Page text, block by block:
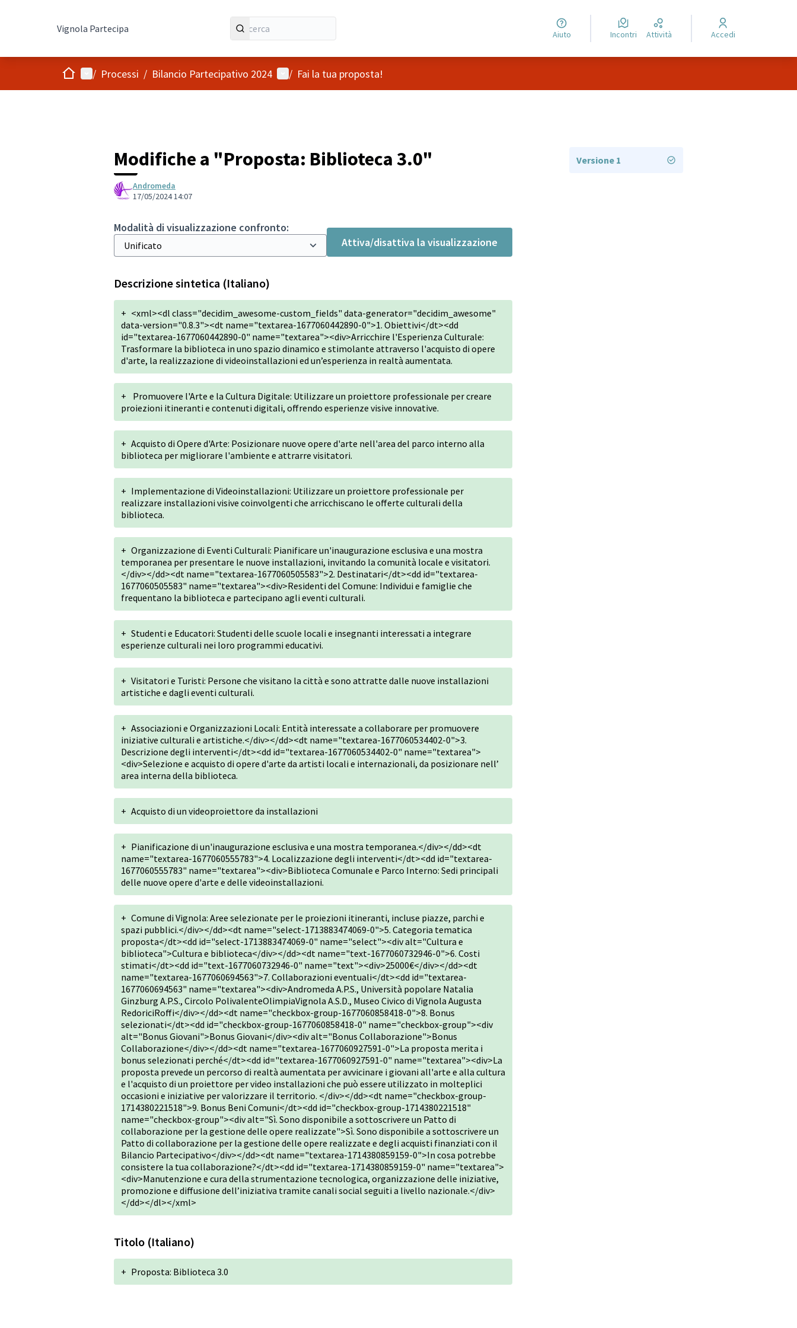
Vignola Partecipa Aiuto Incontri Attività Accedi
HomeMenù principale
/ Processi / Bilancio Partecipativo 2024 Menù utente
/ Fai la tua proposta!
Modifiche a "Proposta: Biblioteca 3.0"
Andromeda
17/05/2024 14:07
Modalità di visualizzazione confronto:
Attiva/disattiva la visualizzazione
Descrizione sintetica (Italiano)
+ <xml><dl class="decidim_awesome-custom_fields" data-generator="decidim_awesome"
data-version="0.8.3"><dt name="textarea-1677060442890-0">1. Obiettivi</dt><dd
id="textarea-1677060442890-0" name="textarea"><div>Arricchire l'Esperienza Culturale:
Trasformare la biblioteca in uno spazio dinamico e stimolante attraverso l'acquisto di opere
d'arte, la realizzazione di videoinstallazioni ed un’esperienza in realtà aumentata.
+
Promuovere l'Arte e la Cultura Digitale: Utilizzare un proiettore professionale per creare
proiezioni itineranti e contenuti digitali, offrendo esperienze visive innovative.
+ Acquisto di Opere d'Arte: Posizionare nuove opere d'arte nell'area del parco interno alla
biblioteca per migliorare l'ambiente e attrarre visitatori.
+ Implementazione di Videoinstallazioni: Utilizzare un proiettore professionale per
realizzare installazioni visive coinvolgenti che arricchiscano le offerte culturali della
biblioteca.
+ Organizzazione di Eventi Culturali: Pianificare un'inaugurazione esclusiva e una mostra
temporanea per presentare le nuove installazioni, invitando la comunità locale e visitatori.
</div></dd><dt name="textarea-1677060505583">2. Destinatari</dt><dd id="textarea-
1677060505583" name="textarea"><div>Residenti del Comune: Individui e famiglie che
frequentano la biblioteca e partecipano agli eventi culturali.
+ Studenti e Educatori: Studenti delle scuole locali e insegnanti interessati a integrare
esperienze culturali nei loro programmi educativi.
+ Visitatori e Turisti: Persone che visitano la città e sono attratte dalle nuove installazioni
artistiche e dagli eventi culturali.
+ Associazioni e Organizzazioni Locali: Entità interessate a collaborare per promuovere
iniziative culturali e artistiche.</div></dd><dt name="textarea-1677060534402-0">3.
Descrizione degli interventi</dt><dd id="textarea-1677060534402-0" name="textarea">
<div>Selezione e acquisto di opere d'arte da artisti locali e internazionali, da posizionare nell’
area interna della biblioteca.
+ Acquisto di un videoproiettore da installazioni
+ Pianificazione di un'inaugurazione esclusiva e una mostra temporanea.</div></dd><dt
name="textarea-1677060555783">4. Localizzazione degli interventi</dt><dd id="textarea-
1677060555783" name="textarea"><div>Biblioteca Comunale e Parco Interno: Sedi principali
delle nuove opere d'arte e delle videoinstallazioni.
+ Comune di Vignola: Aree selezionate per le proiezioni itineranti, incluse piazze, parchi e
spazi pubblici.</div></dd><dt name="select-1713883474069-0">5. Categoria tematica
proposta</dt><dd id="select-1713883474069-0" name="select"><div alt="Cultura e
biblioteca">Cultura e biblioteca</div></dd><dt name="text-1677060732946-0">6. Costi
stimati</dt><dd id="text-1677060732946-0" name="text"><div>25000€</div></dd><dt
name="textarea-1677060694563">7. Collaborazioni eventuali</dt><dd id="textarea-
1677060694563" name="textarea"><div>Andromeda A.P.S., Università popolare Natalia
Ginzburg A.P.S., Circolo PolivalenteOlimpiaVignola A.S.D., Museo Civico di Vignola Augusta
RedoriciRoffi</div></dd><dt name="checkbox-group-1677060858418-0">8. Bonus
selezionati</dt><dd id="checkbox-group-1677060858418-0" name="checkbox-group"><div
alt="Bonus Giovani">Bonus Giovani</div><div alt="Bonus Collaborazione">Bonus
Collaborazione</div></dd><dt name="textarea-1677060927591-0">La proposta merita i
bonus selezionati perché</dt><dd id="textarea-1677060927591-0" name="textarea"><div>La
proposta prevede un percorso di realtà aumentata per avvicinare i giovani all'arte e alla cultura
e l'acquisto di un proiettore per video installazioni che può essere utilizzato in molteplici
occasioni e iniziative per valorizzare il territorio. </div></dd><dt name="checkbox-group-
1714380221518">9. Bonus Beni Comuni</dt><dd id="checkbox-group-1714380221518"
name="checkbox-group"><div alt="Sì. Sono disponibile a sottoscrivere un Patto di
collaborazione per la gestione delle opere realizzate">Sì. Sono disponibile a sottoscrivere un
Patto di collaborazione per la gestione delle opere realizzate e degli acquisti finanziati con il
Bilancio Partecipativo</div></dd><dt name="textarea-1714380859159-0">In cosa potrebbe
consistere la tua collaborazione?</dt><dd id="textarea-1714380859159-0" name="textarea">
<div>Manutenzione e cura della strumentazione tecnologica, organizzazione delle iniziative,
promozione e diffusione dell’iniziativa tramite canali social seguiti a livello nazionale.</div>
</dd></dl></xml>
Titolo (Italiano)
+ Proposta: Biblioteca 3.0
Versione 1